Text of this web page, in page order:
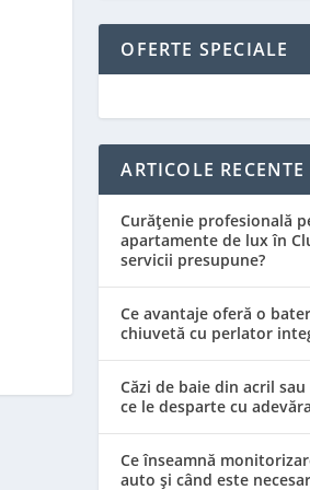
OFERTE SPECIALE
ARTICOLE RECENTE
Curățenie profesională
apartamente de lux în
servicii presupune?
Ce avantaje oferă o
chiuvetă cu perlator
Căzi de baie din acril
ce le desparte cu
Ce înseamnă
auto și când este